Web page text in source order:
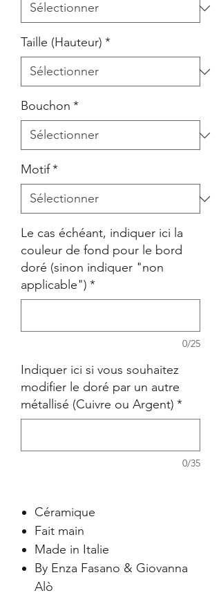
Taille (Hauteur) *
Bouchon *
Motif*
Le cas échéant, indiquer ici la
couleur de fond pour le bord
doré (sinon indiquer "non
applicable") *
0/25
Indiquer ici si vous souhaitez
modifier le doré par un autre
métallisé (Cuivre ou Argent) *
0/35
Céramique
Fait main
Made in Italie
By Enza Fasano & Giovanna
Alò